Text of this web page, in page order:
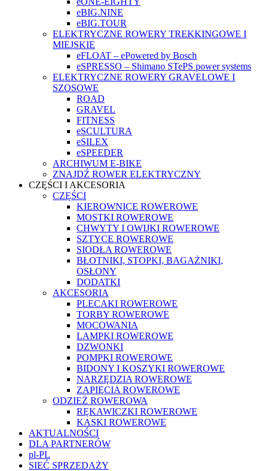
eBIG.NINE
eBIG.TOUR
ELEKTRYCZNE ROWERY TREKKINGOWE I
MIEJSKIE
eFLOAT – ePowered by Bosch
eSPRESSO – Shimano STePS power systems
ELEKTRYCZNE ROWERY GRAVELOWE I
SZOSOWE
ROAD
GRAVEL
FITNESS
eSCULTURA
eSILEX
eSPEEDER
ARCHIWUM E-BIKE
ZNAJDŹ ROWER ELEKTRYCZNY
CZĘŚCI I AKCESORIA
CZĘŚCI
KIEROWNICE ROWEROWE
MOSTKI ROWEROWE
CHWYTY I OWIJKI ROWEROWE
SZTYCE ROWEROWE
SIODŁA ROWEROWE
BŁOTNIKI, STOPKI, BAGAŻNIKI,
OSŁONY
DODATKI
AKCESORIA
PLECAKI ROWEROWE
TORBY ROWEROWE
MOCOWANIA
LAMPKI ROWEROWE
DZWONKI
POMPKI ROWEROWE
BIDONY I KOSZYKI ROWEROWE
NARZĘDZIA ROWEROWE
ZAPIĘCIA ROWEROWE
ODZIEŻ ROWEROWA
RĘKAWICZKI ROWEROWE
KASKI ROWEROWE
AKTUALNOŚCI
DLA PARTNERÓW
pl-PL
SIEĆ SPRZEDAŻY